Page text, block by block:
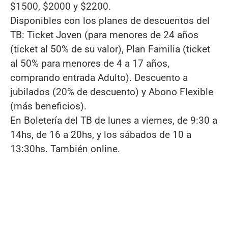
$1500, $2000 y $2200.
Disponibles con los planes de descuentos del
TB: Ticket Joven (para menores de 24 años
(ticket al 50% de su valor), Plan Familia (ticket
al 50% para menores de 4 a 17 años,
comprando entrada Adulto). Descuento a
jubilados (20% de descuento) y Abono Flexible
(más beneficios).
En Boletería del TB de lunes a viernes, de 9:30 a
14hs, de 16 a 20hs, y los sábados de 10 a
13:30hs. También online.